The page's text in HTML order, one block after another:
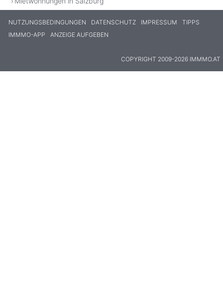
NUTZUNGSBEDINGUNGEN DATENSCHUTZ IMPRESSUM
TIPPS
IMMMO-APP
ANZEIGE AUFGEBEN
COPYRIGHT 2009-2026 IMMMO.AT